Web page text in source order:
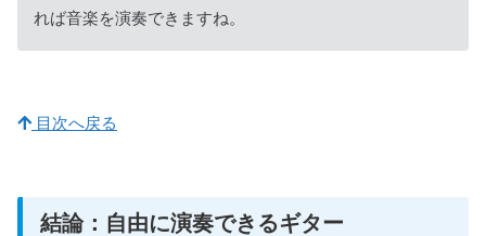
れば音楽を演奏できますね。
目次へ戻る
結論：自由に演奏できるギター